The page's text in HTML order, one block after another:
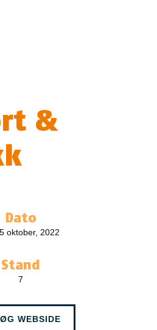
&
Dato
oktober, 2022
Stand
7
WEBSIDE